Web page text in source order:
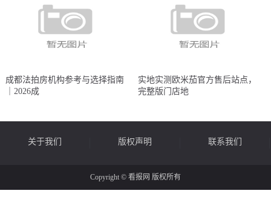
成都法拍房机构参考与选择指南
｜2026成
实地实测欧米茄官方售后站点，
完整版门店地
关于我们 版权声明 联系我们
Copyright © 看报网 版权所有